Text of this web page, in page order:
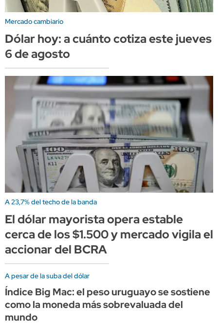
Mercado cambiario
Dólar hoy: a cuánto cotiza este jueves
6 de agosto
A 23,7% del techo de la banda
El dólar mayorista opera estable
cerca de los $1.500 y mercado vigila el
accionar del BCRA
A pesar de la suba del dólar
Índice Big Mac: el peso uruguayo se sostiene
como la moneda más sobrevaluada del
mundo